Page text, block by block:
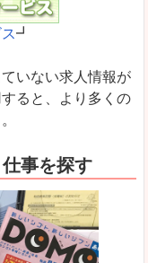
┛
いない求人情報が
ると、より多くの
事を探す